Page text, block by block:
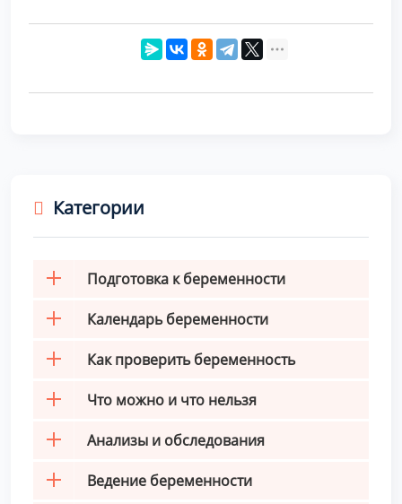
Категории
Подготовка к беременности
Календарь беременности
Как проверить беременность
Что можно и что нельзя
Анализы и обследования
Ведение беременности